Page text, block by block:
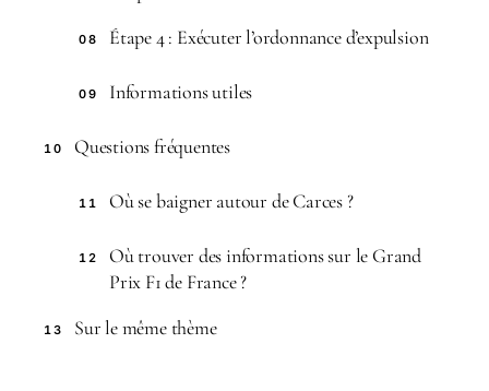
08 Étape 4 : Exécuter l’ordonnance d’expulsion
09 Informations utiles
10 Questions fréquentes
11 Où se baigner autour de Carces ?
12
Où trouver des informations sur le Grand
Prix F1 de France ?
13 Sur le même thème